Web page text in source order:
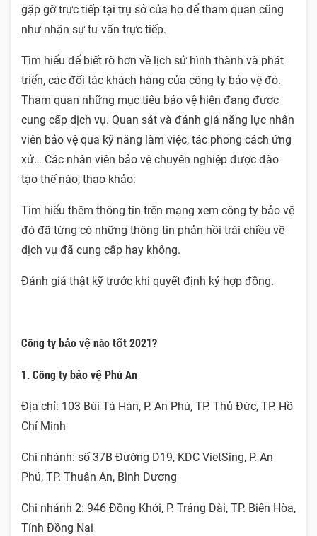
gặp gỡ trực tiếp tại trụ sở của họ để tham quan cũng
như nhận sự tư vấn trực tiếp.
Tìm hiểu để biết rõ hơn về lịch sử hình thành và phát
triển, các đối tác khách hàng của công ty bảo vệ đó.
Tham quan những mục tiêu bảo vệ hiện đang được
cung cấp dịch vụ. Quan sát và đánh giá năng lực nhân
viên bảo vệ qua kỹ năng làm việc, tác phong cách ứng
xử… Các nhân viên bảo vệ chuyên nghiệp được đào
tạo thế nào, thao khảo:
Tìm hiểu thêm thông tin trên mạng xem công ty bảo vệ
đó đã từng có những thông tin phản hồi trái chiều về
dịch vụ đã cung cấp hay không.
Đánh giá thật kỹ trước khi quyết định ký hợp đồng.
Công ty bảo vệ nào tốt 2021?
1. Công ty bảo vệ Phú An
Địa chỉ: 103 Bùi Tá Hán, P. An Phú, TP. Thủ Đức, TP. Hồ
Chí Minh
Chi nhánh: số 37B Đường D19, KDC VietSing, P. An
Phú, TP. Thuận An, Bình Dương
Chi nhánh 2: 946 Đồng Khởi, P. Trảng Dài, TP. Biên Hòa,
Tỉnh Đồng Nai